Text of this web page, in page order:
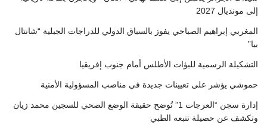
إلى مونديال 2027
المغربي إبراهيم الصباحي يفوز بالسباق الدولي للدراجات الجبلية “شانتال
بيا”
التشكيلة الرسمية للبؤات الأطلس أمام جنوب إفريقيا
حموشي يؤشر على تعيينات جديدة في مناصب المسؤولية الأمنية
إدارة سجن “العرجات 1” تُوضح حقيقة الوضع الصحي للسجين محمد زيان
وتكشف عن حصيلة تتبعه الطبي